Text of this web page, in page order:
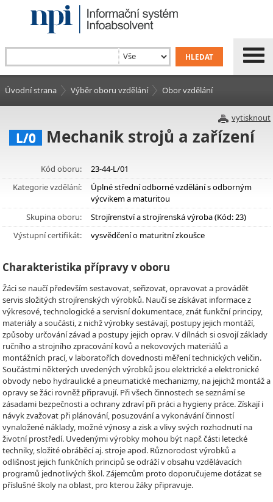
Úvodní strana Výběr oboru vzdělání Obor vzdělání
vytisknout
L/0 Mechanik strojů a zařízení
Kód oboru:
23-44-L/01
Kategorie vzdělání:
Úplné střední odborné vzdělání s odborným
výcvikem a maturitou
Skupina oboru:
Strojírenství a strojírenská výroba (Kód: 23)
Výstupní certifikát:
vysvědčení o maturitní zkoušce
Charakteristika přípravy v oboru
Žáci se naučí především sestavovat, seřizovat, opravovat a provádět
servis složitých strojírenských výrobků. Naučí se získávat informace z
výkresové, technologické a servisní dokumentace, znát funkční principy,
materiály a součásti, z nichž výrobky sestávají, postupy jejich montáží,
způsoby určování závad a postupy jejich oprav. V dílnách si osvojí základy
ručního a strojního zpracování kovů a nekovových materiálů a
montážních prací, v laboratořích dovednosti měření technických veličin.
Součástmi některých uvedených výrobků jsou elektrické a elektronické
obvody nebo hydraulické a pneumatické mechanizmy, na jejichž montáž a
opravy se žáci rovněž připravují. Při všech činnostech se seznámí se
zásadami bezpečnosti a ochrany zdraví při práci a hygieny práce. Získají i
návyk zvažovat při plánování, posuzování a vykonávání činností
vynaložené náklady, možné výnosy a zisk a vlivy svých rozhodnutí na
životní prostředí. Uvedenými výrobky mohou být např. části letecké
techniky, složité obráběcí aj. stroje apod. Různorodost výrobků a
odlišnost jejich funkčních principů se odráží v obsahu vzdělávacích
programů jednotlivých škol. Zájemcům proto doporučujeme dotázat se
příslušné školy na oblast, pro kterou žáky připravuje.